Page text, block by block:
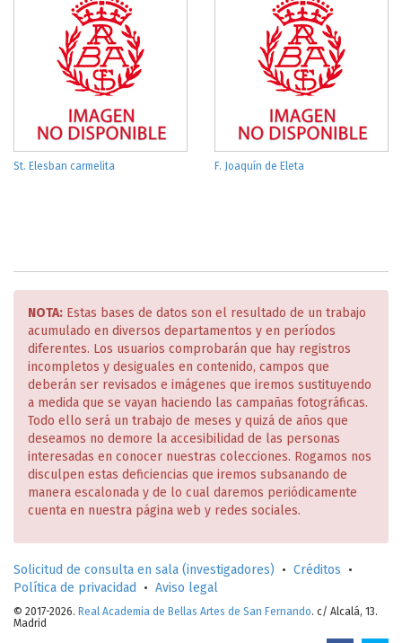
St. Elesban carmelita F. Joaquín de Eleta
NOTA: Estas bases de datos son el resultado de un trabajo
acumulado en diversos departamentos y en períodos
diferentes. Los usuarios comprobarán que hay registros
incompletos y desiguales en contenido, campos que
deberán ser revisados e imágenes que iremos sustituyendo
a medida que se vayan haciendo las campañas fotográficas.
Todo ello será un trabajo de meses y quizá de años que
deseamos no demore la accesibilidad de las personas
interesadas en conocer nuestras colecciones. Rogamos nos
disculpen estas deficiencias que iremos subsanando de
manera escalonada y de lo cual daremos periódicamente
cuenta en nuestra página web y redes sociales.
Solicitud de consulta en sala (investigadores) • Créditos •
Política de privacidad
• Aviso legal
© 2017-2026. Real Academia de Bellas Artes de San Fernando. c/ Alcalá, 13.
Madrid